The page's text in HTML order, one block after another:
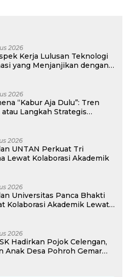
2026
Kerja Lulusan Teknologi
yang Menjanjikan dengan
2026
“Kabur Aja Dulu”: Tren
atau Langkah Strategis
2026
UNTAN Perkuat Tri
Lewat Kolaborasi Akademik
2026
Universitas Panca Bhakti
Kolaborasi Akademik Lewat
2026
Hadirkan Pojok Celengan,
Anak Desa Pohroh Gemar